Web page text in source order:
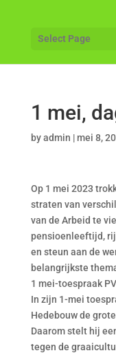
Select Page
1 mei,
byadmin |mei 8,
Op 1 mei 2023
straten van
van de Arbeid te
pensioenleeftijd,
en steun aan de
belangrijkste
1 mei-toespraak
In zijn 1-mei
Hedebouw de
Daarom stelt hij
tegen de